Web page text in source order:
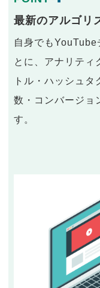
最新のアルゴリ
自身でもYouTube
とに、アナリティ
トル・ハッシュ
数・コンバージョ
す。